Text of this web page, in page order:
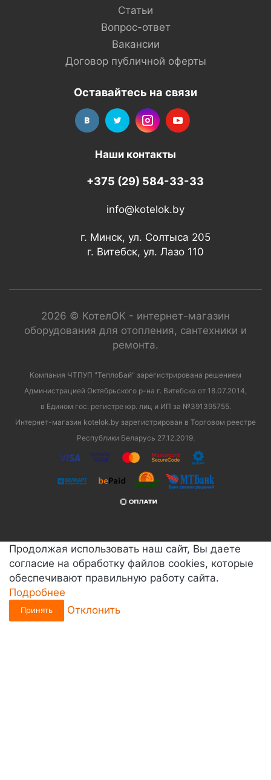
Статьи
Вопрос-ответ
Вакансии
Договор публичной оферты
Оставайтесь на связи
Наши контакты
+375 (29) 584-33-33
info@kotelok.by
г. Минск, ул. Солтыса 205
г. Витебск, ул. Лазо 110
2026 © КотелОК - интернет-магазин
оборудования для отопления, сантехники и
ремонта.
Компания ЧТПУП "ТеплоБай" зарегистрирована решением
Администрацией Октябрьского р-на г. Витебска от 18.07.2014,
в Едином гос. регистре юр. лиц и ИП за №391395755.
Интернет-магазин kotelok.by зарегистрирован в Торговом реестре
Республики Беларусь 27.12.2019.
Продолжая использовать наш сайт, Вы даете
согласие на обработку файлов cookies, которые
обеспечивают правильную работу сайта.
Подробнее
Принять Отклонить